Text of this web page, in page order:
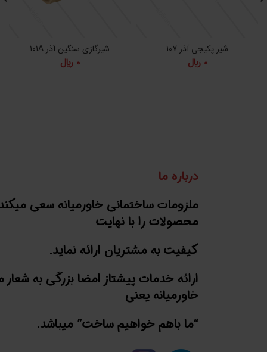
شیر پکیجی آذر 107
0 ﷼
شیرگازی سنگین آذر 101A
0 ﷼
درباره ما
ملزومات ساختمانی خاورمیانه سعی
محصولات را با نهایت
کیفیت به مشتریان ارائه نماید.
ارائه خدمات پیشتاز امضا بزرگی به شعار
خاورمیانه یعنی
“ما باهم خواهیم ساخت” میباشد.